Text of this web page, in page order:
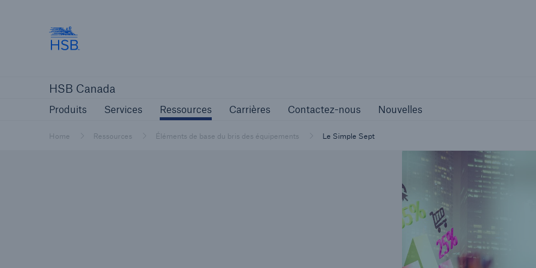
HSB Canada
Produits Services Ressources Carrières Contactez-nous Nouvelles
Home Ressources Éléments de base du bris des équipements Le Simple Sept